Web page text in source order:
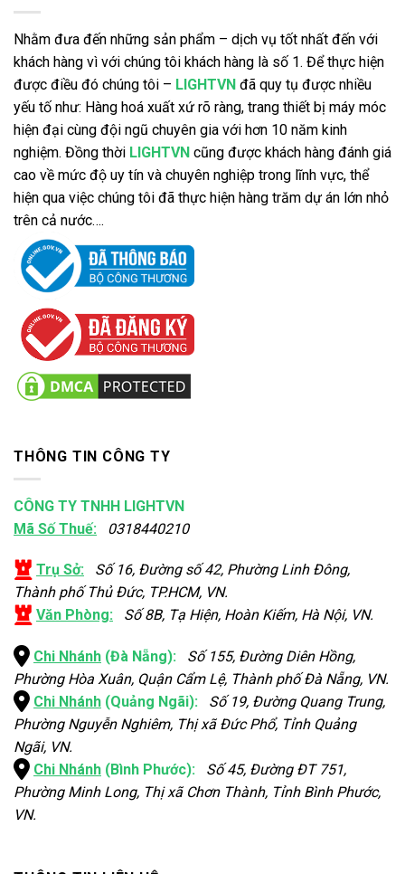
Nhằm đưa đến những sản phẩm – dịch vụ tốt nhất đến với
khách hàng vì với chúng tôi khách hàng là số 1. Để thực hiện
được điều đó chúng tôi – LIGHTVN đã quy tụ được nhiều
yếu tố như: Hàng hoá xuất xứ rõ ràng, trang thiết bị máy móc
hiện đại cùng đội ngũ chuyên gia với hơn 10 năm kinh
nghiệm. Đồng thời LIGHTVN cũng được khách hàng đánh giá
cao về mức độ uy tín và chuyên nghiệp trong lĩnh vực, thể
hiện qua việc chúng tôi đã thực hiện hàng trăm dự án lớn nhỏ
trên cả nước….
THÔNG TIN CÔNG TY
CÔNG TY TNHH LIGHTVN
Mã Số Thuế: 0318440210
Trụ Sở: Số 16, Đường số 42, Phường Linh Đông,
Thành phố Thủ Đức, TP.HCM, VN.
Văn Phòng: Số 8B, Tạ Hiện, Hoàn Kiếm, Hà Nội, VN.
Chi Nhánh (Đà Nẵng): Số 155, Đường Diên Hồng,
Phường Hòa Xuân, Quận Cẩm Lệ, Thành phố Đà Nẵng, VN.
Chi Nhánh (Quảng Ngãi): Số 19, Đường Quang Trung,
Phường Nguyễn Nghiêm, Thị xã Đức Phổ, Tỉnh Quảng
Ngãi, VN.
Chi Nhánh (Bình Phước): Số 45, Đường ĐT 751,
Phường Minh Long, Thị xã Chơn Thành, Tỉnh Bình Phước,
VN.